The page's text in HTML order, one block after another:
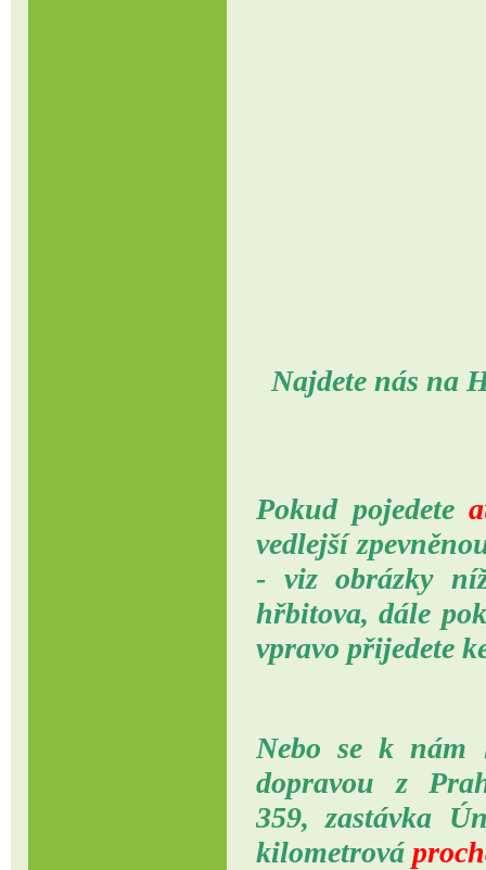
Najdete nás na
Pokud pojedete
vedlejší
- viz obrázky
hřbitova, dále
vpravo přijedete
Nebo se k
dopravou z
359, zastávka
kilometrová